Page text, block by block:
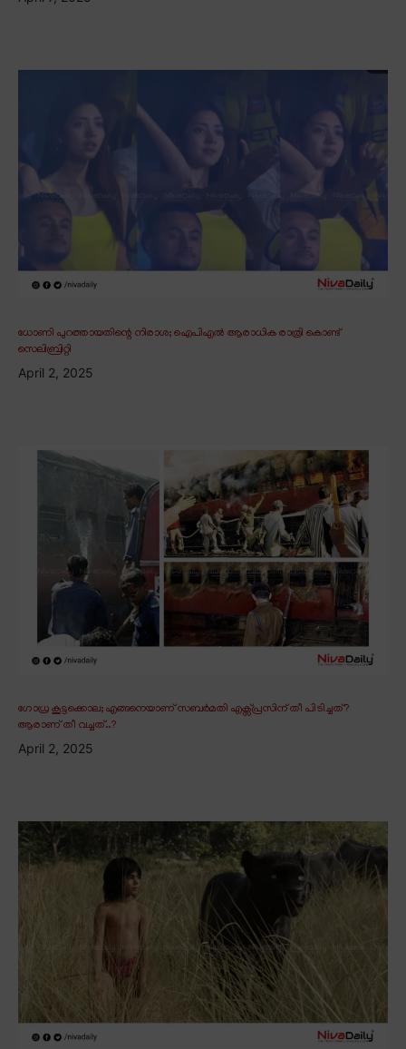
ധോണി പുറത്തായതിന്റെ നിരാശ; ഐപിഎൽ ആരാധിക രാത്രി കൊണ്ട്
സെലിബ്രിറ്റി
April 2, 2025
ഗോധ്ര കൂട്ടക്കൊല; എങ്ങനെയാണ് സബർമതി എക്സ്പ്രസിന് തീ പിടിച്ചത്?
ആരാണ് തീ വച്ചത്..?
April 2, 2025